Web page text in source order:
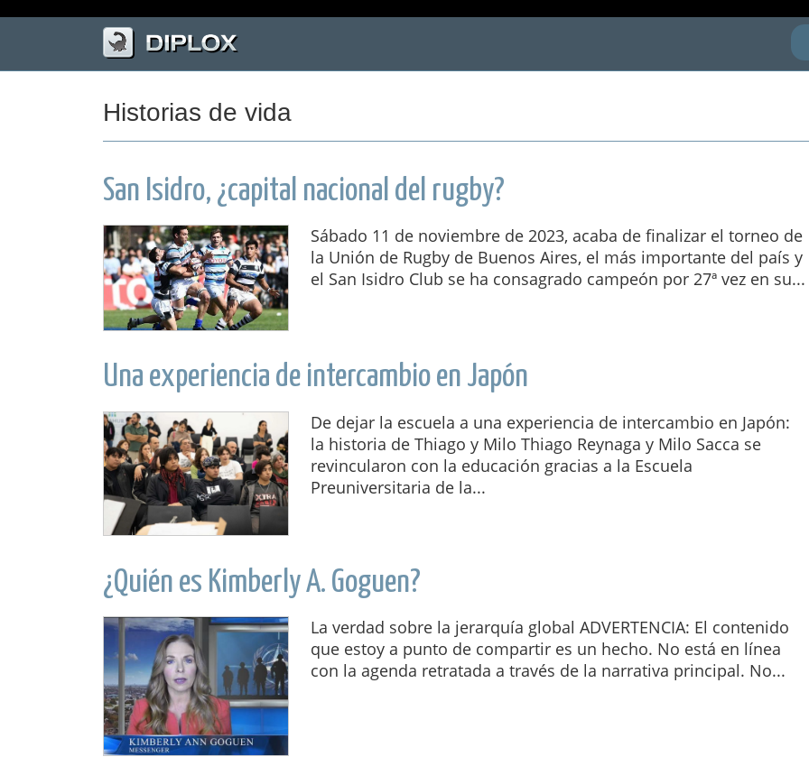
Historias de vida
San Isidro, ¿capital nacional del rugby?
Sábado 11 de noviembre de 2023, acaba de finalizar el torneo de
la Unión de Rugby de Buenos Aires, el más importante del país y
el San Isidro Club se ha consagrado campeón por 27ª vez en su...
Una experiencia de intercambio en Japón
De dejar la escuela a una experiencia de intercambio en Japón:
la historia de Thiago y Milo Thiago Reynaga y Milo Sacca se
revincularon con la educación gracias a la Escuela
Preuniversitaria de la...
¿Quién es Kimberly A. Goguen?
La verdad sobre la jerarquía global ADVERTENCIA: El contenido
que estoy a punto de compartir es un hecho. No está en línea
con la agenda retratada a través de la narrativa principal. No...